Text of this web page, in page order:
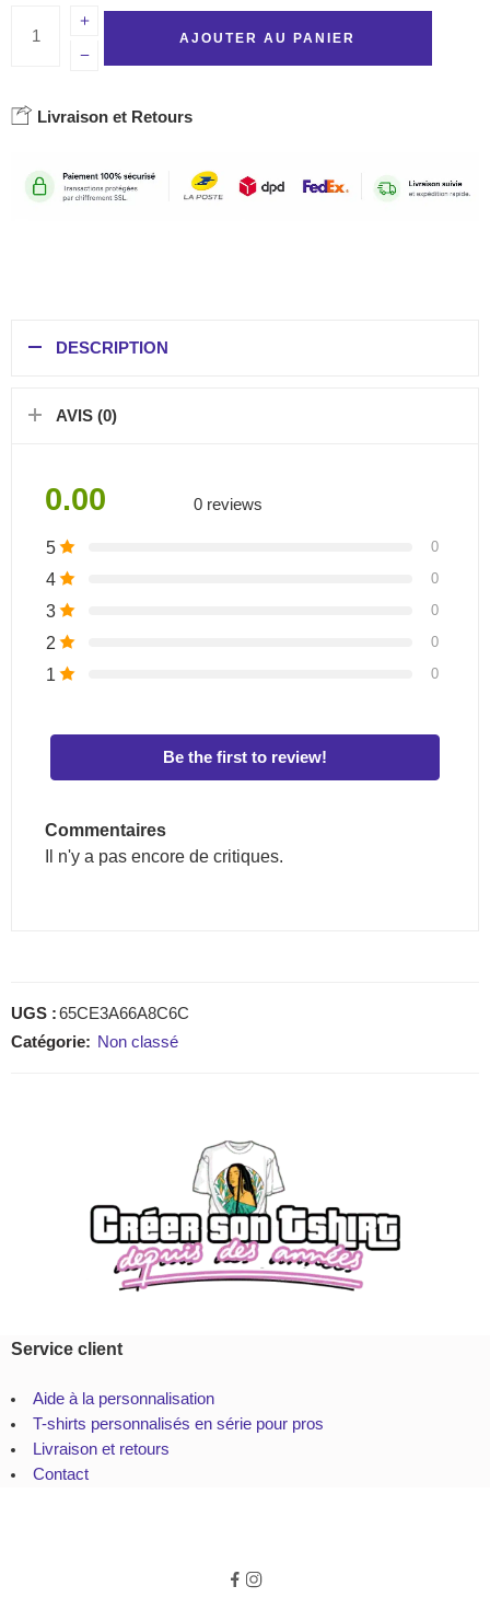
AJOUTER AU PANIER
Livraison et Retours
DESCRIPTION
AVIS (0)
0.00 0 reviews
5 0
4 0
3 0
2 0
1 0
Be the first to review!
Commentaires
Il n'y a pas encore de critiques.
UGS :65CE3A66A8C6C
Catégorie: Non classé
Service client
Aide à la personnalisation
T-shirts personnalisés en série pour pros
Livraison et retours
Contact